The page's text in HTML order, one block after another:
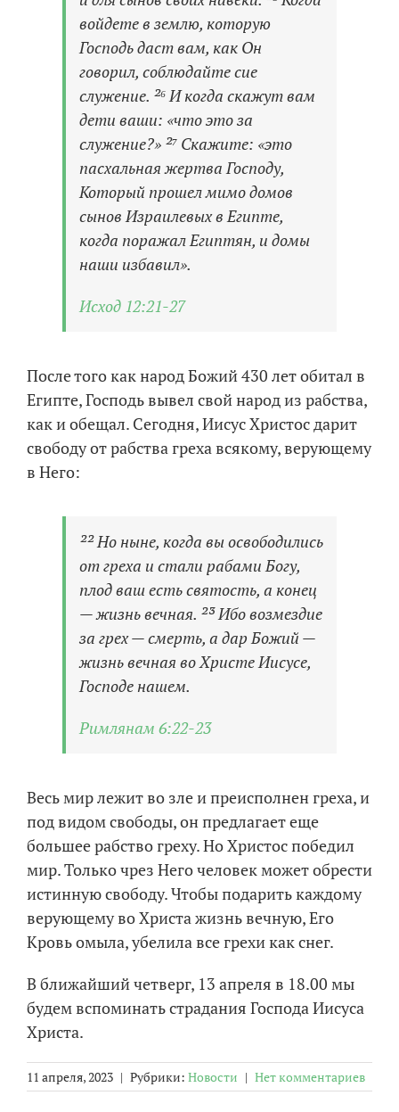
войдете в землю, которую
Господь даст вам, как Он
говорил, соблюдайте сие
служение. ²⁶ И когда скажут вам
дети ваши: «что это за
служение?» ²⁷ Скажите: «это
пасхальная жертва Господу,
Который прошел мимо домов
сынов Израилевых в Египте,
когда поражал Египтян, и домы
наши избавил».
Исход 12:21-27
После того как народ Божий 430 лет обитал в
Египте, Господь вывел свой народ из рабства,
как и обещал. Сегодня, Иисус Христос дарит
свободу от рабства греха всякому, верующему
в Него:
²² Но ныне, когда вы освободились
от греха и стали рабами Богу,
плод ваш есть святость, а конец
— жизнь вечная. ²³ Ибо возмездие
за грех — смерть, а дар Божий —
жизнь вечная во Христе Иисусе,
Господе нашем.
Римлянам 6:22-23
Весь мир лежит во зле и преисполнен греха, и
под видом свободы, он предлагает еще
большее рабство греху. Но Христос победил
мир. Только чрез Него человек может обрести
истинную свободу. Чтобы подарить каждому
верующему во Христа жизнь вечную, Его
Кровь омыла, убелила все грехи как снег.
В ближайший четверг, 13 апреля в 18.00 мы
будем вспоминать страдания Господа Иисуса
Христа.
11 апреля, 2023 | Рубрики: Новости | Нет комментариев